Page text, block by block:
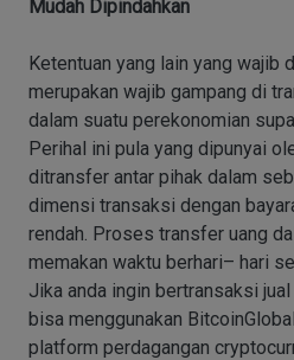
Mudah Dipindahkan
Ketentuan yang lain yang wajib
merupakan wajib gampang di
dalam suatu perekonomian
Perihal ini pula yang dipunyai
ditransfer antar pihak dalam
dimensi transaksi dengan
rendah. Proses transfer uang
memakan waktu berhari– hari
Jika anda ingin bertransaksi
bisa menggunakan
platform perdagangan